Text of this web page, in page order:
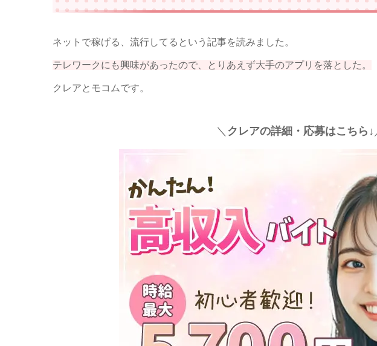
ネットで稼げる、流行してるという記事を読みました。
テレワークにも興味があったので、とりあえず大手のアプリを落とした。
クレアとモコムです。
＼ クレアの詳細・応募はこちら↓